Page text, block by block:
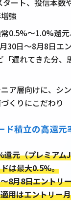
ート、投信本数
強
0.5%～1.0%還
30日～8月8日エ
「遅れてきた分、
ア層向けに、シ
くりにこだわり
ド積立の高還元
還元（プレミアム
は最大0.5%。
8月8日エントリ
用はエントリー